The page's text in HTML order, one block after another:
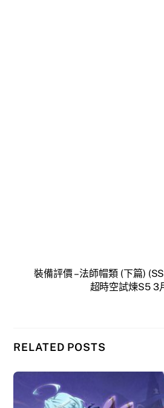
裝備評價 – 法師帽類 (下篇)
超時空試煉S5 3
RELATED POSTS